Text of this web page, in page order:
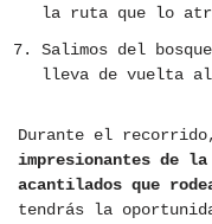
la ruta que lo
Salimos del
lleva de vuelta al
Durante el
impresionantes de
acantilados que
tendrás la